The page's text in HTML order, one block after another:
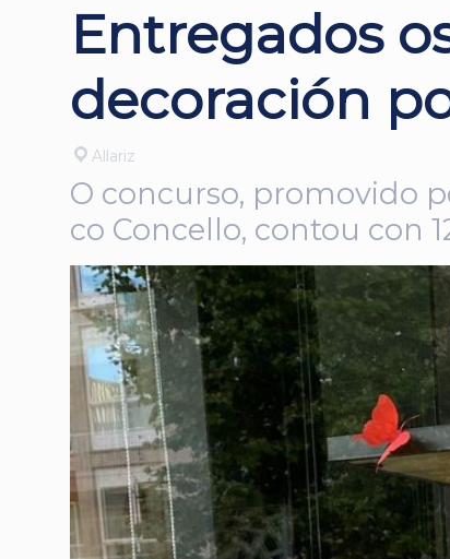
Entregados
decoración
Allariz
O concurso, promovido
co Concello, contou con